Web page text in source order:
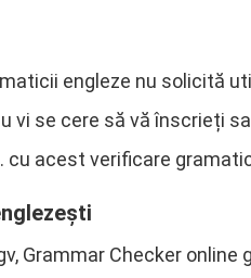
engleze nu solicită
vi se cere să vă înscrieți
acest verificare
Grammar Checker online